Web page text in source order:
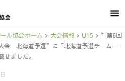
ル協会ホーム > 大会情報 > U15 > ”第6回
会 北海道予選”に「北海道予選チーム一
せました。